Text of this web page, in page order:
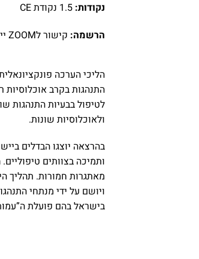
נקודות: 1.5 נקודת CE
הרשמה: קישור לZOOM יישלח לנרשמים כשעתיים לפני ההרצאה.
התנהגות בקרב
לטיפול בבעיות התנהגות
ולאוכלוסיות שונות.
בהרצאה יוצגו הבדלים
ותמיכה בצוותים
ויושם על ידי מנתחי
בישראל בהם פועלת